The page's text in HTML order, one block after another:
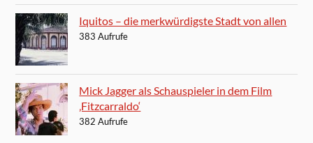
Iquitos – die merkwürdigste Stadt von allen
383 Aufrufe
Mick Jagger als Schauspieler in dem Film
‚Fitzcarraldo‘
382 Aufrufe